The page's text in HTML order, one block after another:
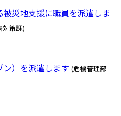
被災地支援に職員を派遣しま
策課)
）を派遣します (危機管理部